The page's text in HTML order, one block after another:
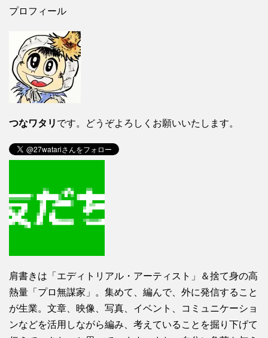
プロフィール
つなワタリ です。どうぞよろしくお願いいたします。
肩書きは「エディトリアル・アーティスト」＆捨て身の高
熱量「プロ無謀家」。集めて、編んで、外に発信すること
が生業。文章、映像、写真、イベント、コミュニケーショ
ンなどを活用しながら編み、考えていることを掘り下げて